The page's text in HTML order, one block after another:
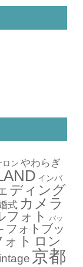
ロン やわらぎ
インバ
ディング
式 カメラ
フォト
バッ
フォトブッ
ト ロン
京都